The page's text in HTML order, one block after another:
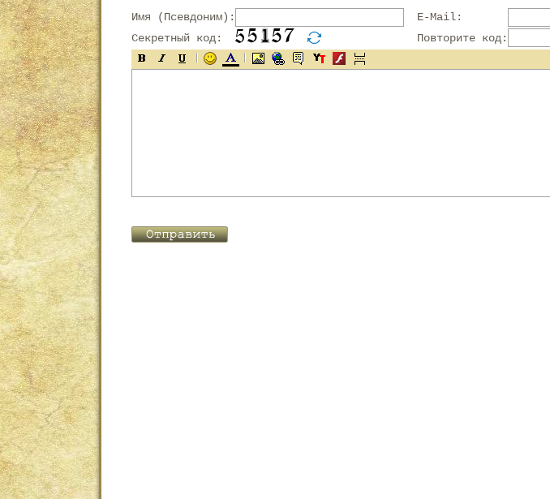
Имя (Псевдоним):
E-Mail:
Секретный код:
Повторите код: